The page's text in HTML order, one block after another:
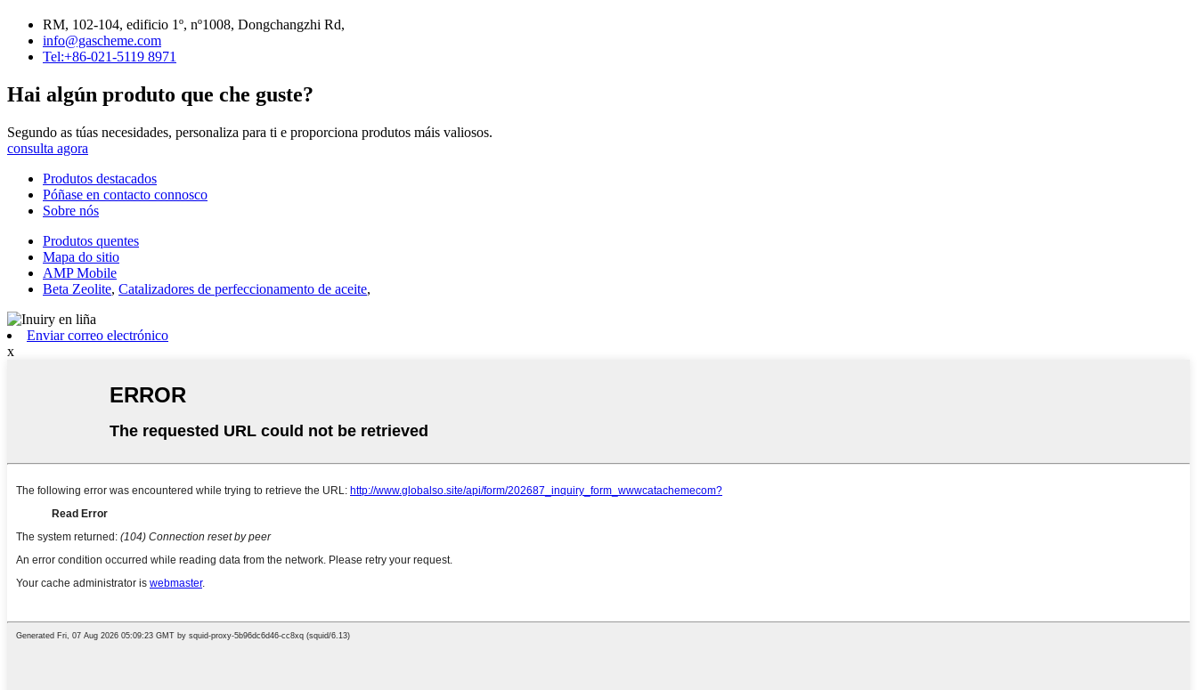
RM, 102-104, edificio 1º, nº1008, Dongchangzhi Rd,
info@gascheme.com
Tel:+86-021-5119 8971
Hai algún produto que che guste?
Segundo as túas necesidades, personaliza para ti e proporciona produtos máis valiosos.
consulta agora
Produtos destacados
Póñase en contacto connosco
Sobre nós
Produtos quentes
Mapa do sitio
AMP Mobile
Beta Zeolite, Catalizadores de perfeccionamento de aceite,
Enviar correo electrónico
x